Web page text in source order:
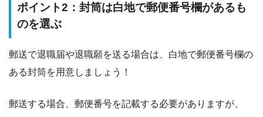
ポイント2：封筒は白地で郵便番号欄があるも
のを選ぶ
郵送で退職届や退職願を送る場合は、 白地で郵便番号欄の
ある封筒を用意しましょう！
郵送する場合、郵便番号を記載する必要がありますが、